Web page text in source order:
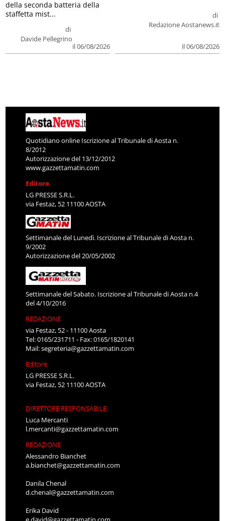
di
Davide Pellegrino
il 06/08/2026
della seconda batteria della
staffetta mist...
di
Redazione Aostanews.it
il 06/08/2026
Quotidiano online Iscrizione al Tribunale di Aosta n.
8/2012
Autorizzazione del 13/12/2012
www.gazzettamatin.com
Editore
LG PRESSE S.R.L.
via Festaz, 52 11100 AOSTA
Settimanale del Lunedì. Iscrizione al Tribunale di Aosta n.
9/2002
Autorizzazione del 20/05/2002
Settimanale del Sabato. Iscrizione al Tribunale di Aosta n.4
del 4/10/2016
REDAZIONE
via Festaz, 52 - 11100 Aosta
Tel: 0165/231711 - Fax: 0165/1820141
Mail:segreteria@gazzettamatin.com
Editore
LG PRESSE S.R.L.
via Festaz, 52 11100 AOSTA
DIRETTORE RESPONSABILE
Luca Mercanti
l.mercanti@gazzettamatin.com
REDAZIONE
Alessandro Bianchet
a.bianchet@gazzettamatin.com
Danila Chenal
d.chenal@gazzettamatin.com
Erika David